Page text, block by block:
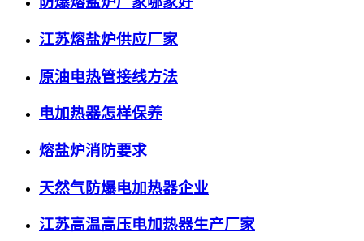
江苏熔盐炉供应厂家
原油电热管接线方法
电加热器怎样保养
熔盐炉消防要求
天然气防爆电加热器企业
江苏高温高压电加热器生产厂家